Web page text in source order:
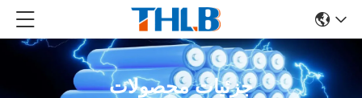
جزئیات محصولات